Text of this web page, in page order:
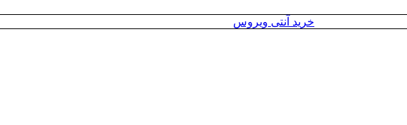
خرید آنتی ویروس